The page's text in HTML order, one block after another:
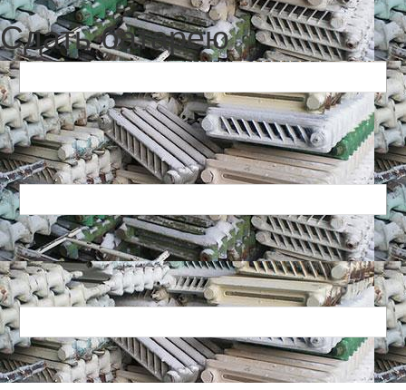
Сдать батарею